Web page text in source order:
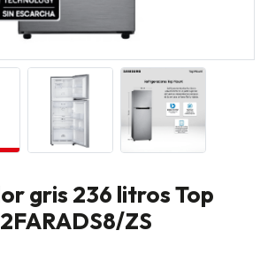
gris 236 litros Top
ZS